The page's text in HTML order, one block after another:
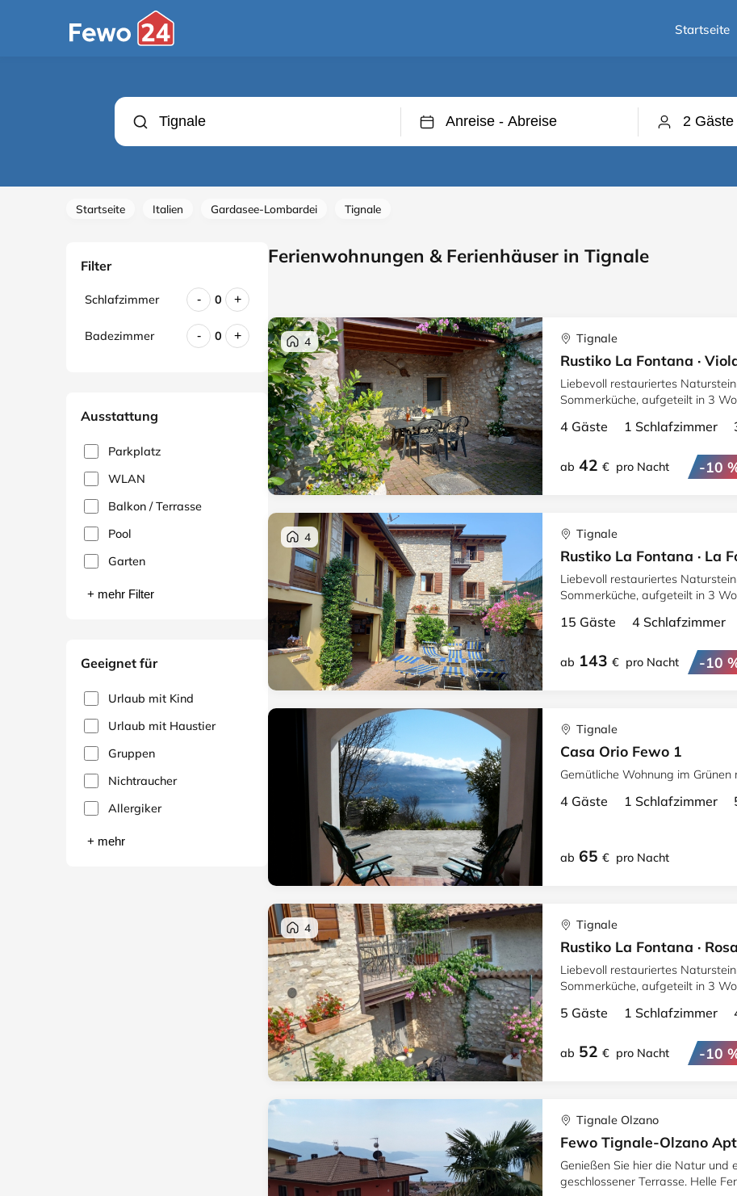
Startseite
Startseite Italien Gardasee-Lombardei Tignale
Filter
Schlafzimmer - 0 +
Badezimmer - 0 +
Ausstattung
Parkplatz
WLAN
Balkon / Terrasse
Pool
Garten
+ mehr Filter
Geeignet für
Urlaub mit Kind
Urlaub mit Haustier
Gruppen
Nichtraucher
Allergiker
+ mehr
Ferienwohnungen & Ferienhäuser in Tignale
-10
4 Tignale
Rustiko La Fontana ·
Liebevoll restauriertes
Sommerküche, aufgeteilt in 3
4 Gäste 1 Schlafzimmer
ab 42 € pro Nacht
-10
4 Tignale
Rustiko La Fontana · La
Liebevoll restauriertes
Sommerküche, aufgeteilt in 3
15 Gäste 4 Schlafzimmer
ab 143 € pro Nacht
Tignale
Casa Orio Fewo 1
Gemütliche Wohnung im
4 Gäste 1 Schlafzimmer
ab 65 € pro Nacht
-10
4 Tignale
Rustiko La Fontana · Rosa
Liebevoll restauriertes
Sommerküche, aufgeteilt in 3
5 Gäste 1 Schlafzimmer
ab 52 € pro Nacht
Tignale Olzano
Fewo Tignale-Olzano
Genießen Sie hier die Natur
geschlossener Terrasse. Helle